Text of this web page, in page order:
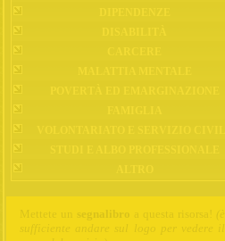
Mettete un segnalibro a questa risorsa! (è
sufficiente andare sul logo per vedere il